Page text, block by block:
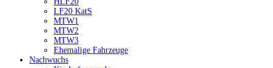
LF20 KatS
MTW1
MTW2
MTW3
Ehemalige Fahrzeuge
Nachwuchs